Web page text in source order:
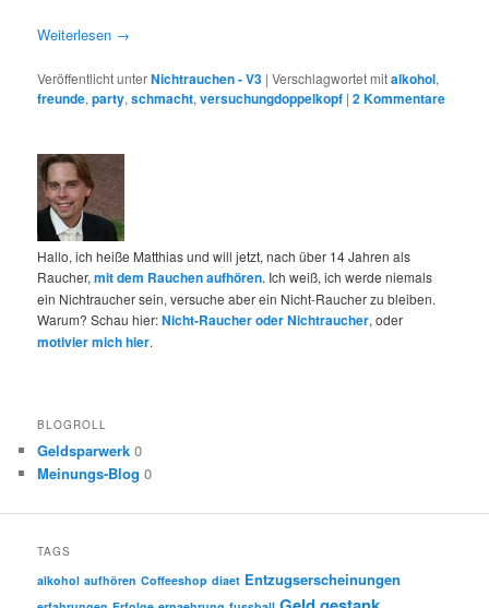
Weiterlesen →
Veröffentlicht unterNichtrauchen - V3 |Verschlagwortet mitalkohol,
freunde,party,schmacht,versuchungdoppelkopf |2Kommentare
Hallo, ich heiße Matthias und will jetzt, nach über 14 Jahren als
Raucher,mit dem Rauchen aufhören. Ich weiß, ich werde niemals
ein Nichtraucher sein, versuche aber ein Nicht-Raucher zu bleiben.
Warum? Schau hier:Nicht-Raucher oder Nichtraucher, oder
motivier mich hier.
BLOGROLL
Geldsparwerk 0
Meinungs-Blog 0
TAGS
alkohol aufhören Coffeeshop diaet Entzugserscheinungen